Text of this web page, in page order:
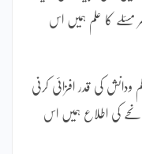
کا علم ہمیں اس
کی قدر افزائی کرنی
کی اطلاع ہمیں اس